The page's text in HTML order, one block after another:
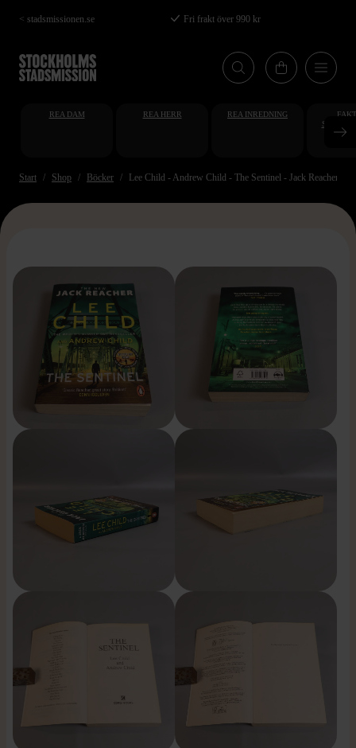
Hoppa
till
huvudinnehåll
< stadsmissionen.se Fri frakt över 990 kr
REA DAM REA HERR REA INREDNING
Start Shop Böcker Lee Child - Andrew Child - The Sentinel - Jack Reacher -
>